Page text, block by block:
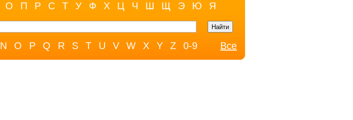
О П Р С Т У Ф Х Ц Ч Ш Щ Э Ю Я
N O P Q R S T U V W X Y Z 0-9 Все